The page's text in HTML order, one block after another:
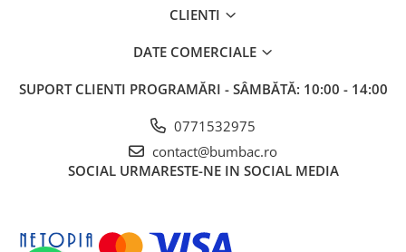
CLIENTI
DATE COMERCIALE
SUPORT CLIENTI PROGRAMĂRI - SÂMBĂTĂ: 10:00 - 14:00
0771532975
contact@bumbac.ro
SOCIAL URMARESTE-NE IN SOCIAL MEDIA